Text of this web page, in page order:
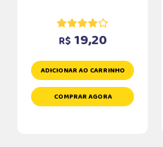
R$ 19,20
ADICIONAR AO CARRINHO
COMPRAR AGORA